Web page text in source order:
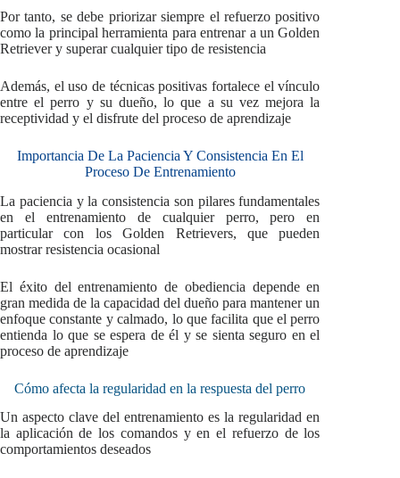
Por tanto, se debe priorizar siempre el refuerzo positivo
como la principal herramienta para entrenar a un Golden
Retriever y superar cualquier tipo de resistencia
Además, el uso de técnicas positivas fortalece el vínculo
entre el perro y su dueño, lo que a su vez mejora la
receptividad y el disfrute del proceso de aprendizaje
Importancia De La Paciencia Y Consistencia En El
Proceso De Entrenamiento
La paciencia y la consistencia son pilares fundamentales
en el entrenamiento de cualquier perro, pero en
particular con los Golden Retrievers, que pueden
mostrar resistencia ocasional
El éxito del entrenamiento de obediencia depende en
gran medida de la capacidad del dueño para mantener un
enfoque constante y calmado, lo que facilita que el perro
entienda lo que se espera de él y se sienta seguro en el
proceso de aprendizaje
Cómo afecta la regularidad en la respuesta del perro
Un aspecto clave del entrenamiento es la regularidad en
la aplicación de los comandos y en el refuerzo de los
comportamientos deseados